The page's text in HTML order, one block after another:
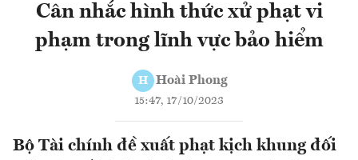
Cân nhắc hình thức xử phạt vi
phạm trong lĩnh vực bảo hiểm
H Hoài Phong
15:47, 17/10/2023
Bộ Tài chính đề xuất phạt kịch khung đối